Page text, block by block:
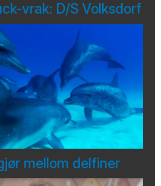
vrak: D/S Volksdorf
mellom delfiner